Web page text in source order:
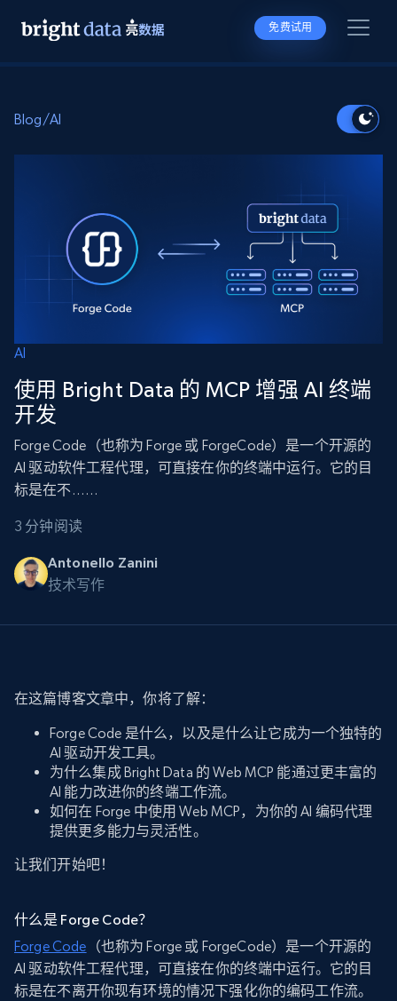
免费试用
Blog/AI
AI
使用 Bright Data 的 MCP 增强 AI 终端
开发
Forge Code（也称为 Forge 或 ForgeCode）是一个开源的
AI 驱动软件工程代理，可直接在你的终端中运行。它的目
标是在不……
3 分钟阅读
Antonello Zanini
技术写作
在这篇博客文章中，你将了解：
Forge Code 是什么，以及是什么让它成为一个独特的
AI 驱动开发工具。
为什么集成 Bright Data 的 Web MCP 能通过更丰富的
AI 能力改进你的终端工作流。
如何在 Forge 中使用 Web MCP，为你的 AI 编码代理
提供更多能力与灵活性。
让我们开始吧！
什么是 Forge Code？
Forge Code （也称为 Forge 或 ForgeCode）是一个开源的
AI 驱动软件工程代理，可直接在你的终端中运行。它的目
标是在不离开你现有环境的情况下强化你的编码工作流。